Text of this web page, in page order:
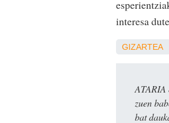
interesa
GIZARTEA
ATARIA
zuen
bat